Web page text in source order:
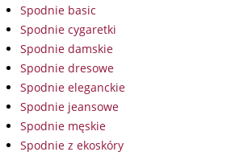
Spodnie basic
Spodnie cygaretki
Spodnie damskie
Spodnie dresowe
Spodnie eleganckie
Spodnie jeansowe
Spodnie męskie
Spodnie z ekoskóry